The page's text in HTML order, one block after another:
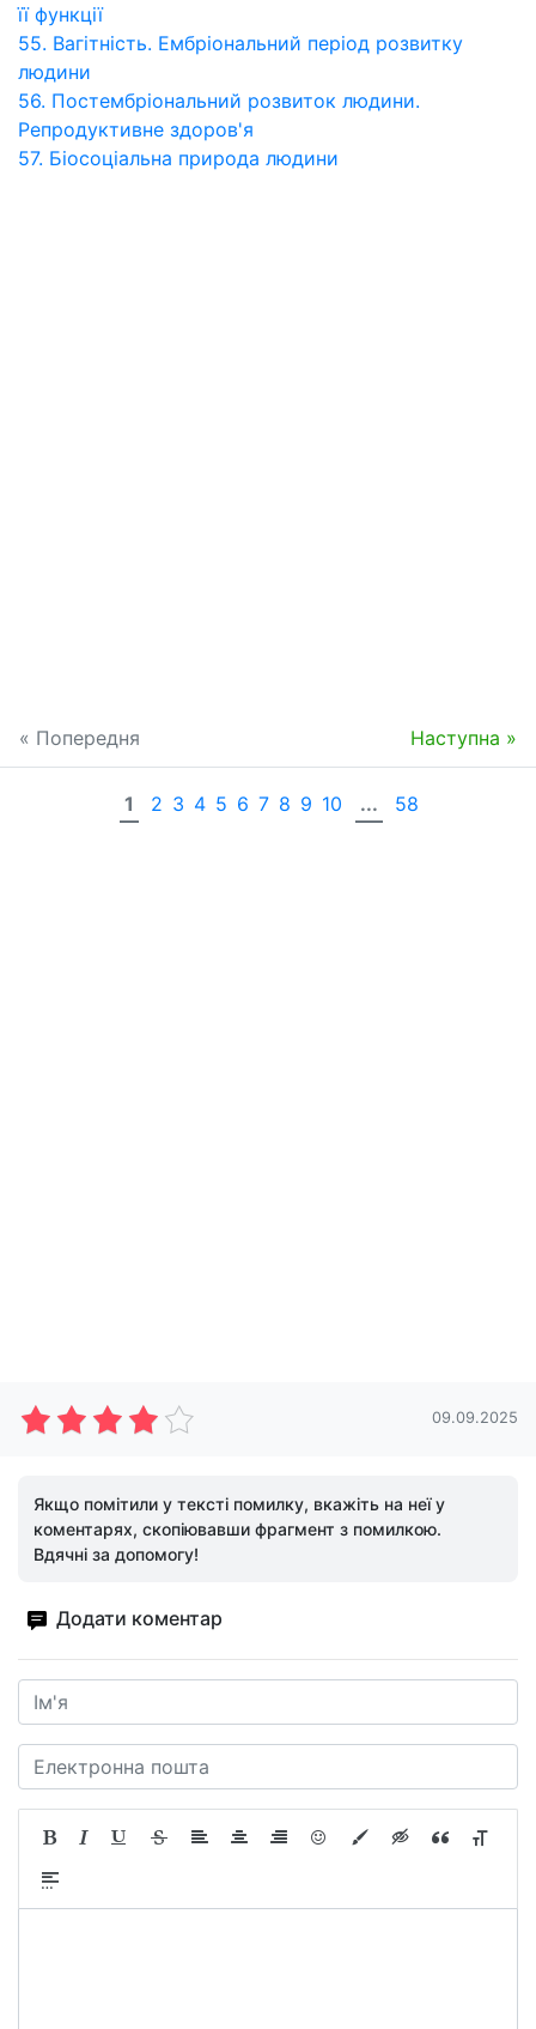
її функції
55. Вагітність. Ембріональний період розвитку
людини
56. Постембріональний розвиток людини.
Репродуктивне здоров'я
57. Біосоціальна природа людини
« Попередня Наступна »
1 2 3 4 5 6 7 8 9 10 ... 58
09.09.2025
Якщо помітили у тексті помилку, вкажіть на неї у
коментарях, скопіювавши фрагмент з помилкою.
Вдячні за допомогу!
Додати коментар